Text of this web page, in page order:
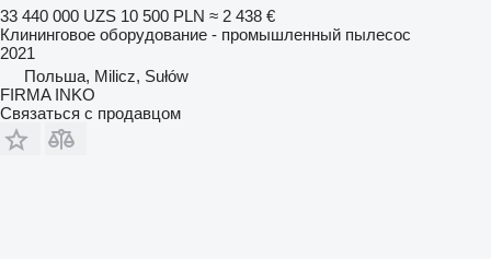
33 440 000 UZS 10 500 PLN ≈ 2 438 €
Клининговое оборудование - промышленный пылесос
2021
Польша, Milicz, Sułów
FIRMA INKO
Связаться с продавцом